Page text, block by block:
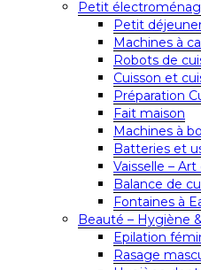
Petit
Petit
Machines à
Robots de
Cuisson et
Préparation
Fait maison
Machines à
Batteries et
Vaisselle – Art
Balance de
Fontaines à
Beauté – Hygiène
Epilation
Rasage